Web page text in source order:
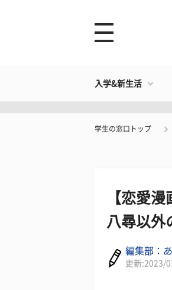
入学&新生活
学生の窓口トップ
【恋愛
八尋以外
編集部：
更新:2023/